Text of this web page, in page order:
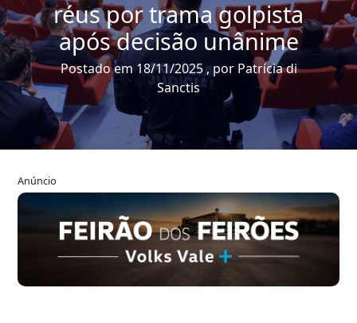
réus por trama golpista
após decisão unânime
Postado em 18/11/2025 , por Patrícia di
Sanctis
Anúncio